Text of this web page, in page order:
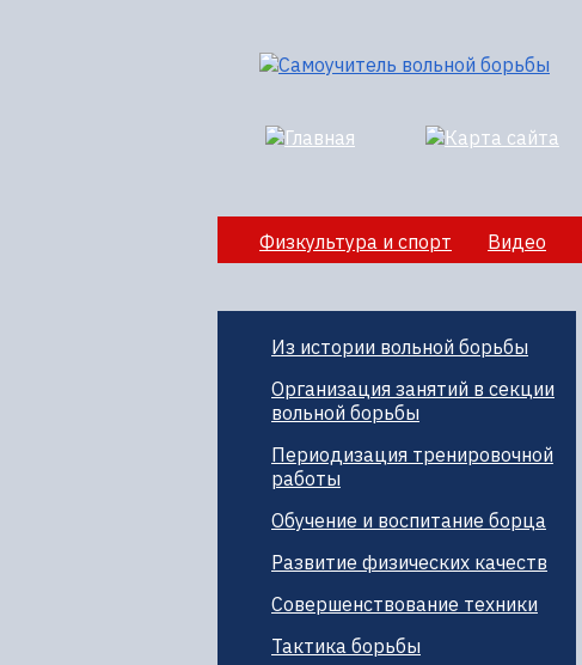
Физкультура и спорт Видео
Из истории вольной борьбы
Организация занятий в секции
вольной борьбы
Периодизация тренировочной
работы
Обучение и воспитание борца
Развитие физических качеств
Совершенствование техники
Тактика борьбы